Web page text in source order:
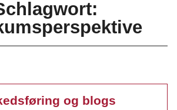
og blogs